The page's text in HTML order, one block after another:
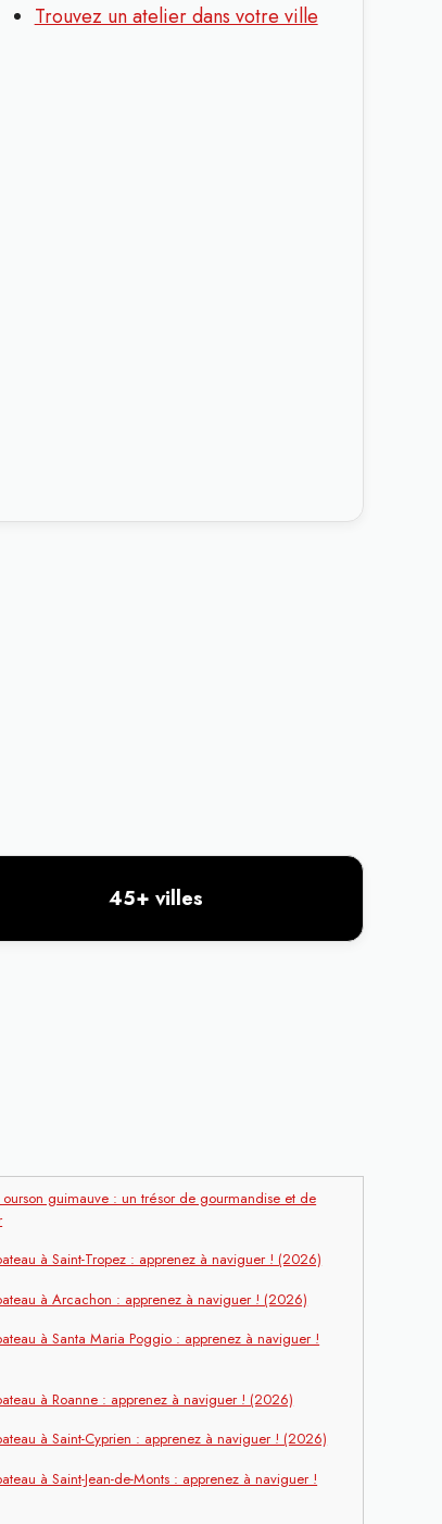
Trouvez un atelier dans votre ville
45+ villes
ourson guimauve : un trésor de gourmandise et de
à Saint-Tropez : apprenez à naviguer ! (2026)
à Arcachon : apprenez à naviguer ! (2026)
à Santa Maria Poggio : apprenez à naviguer !
à Roanne : apprenez à naviguer ! (2026)
à Saint-Cyprien : apprenez à naviguer ! (2026)
à Saint-Jean-de-Monts : apprenez à naviguer !